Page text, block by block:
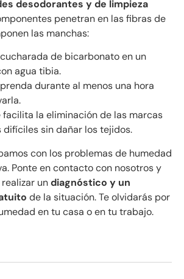
desodorantes y de limpieza
penetran en las fibras de
las manchas:
de bicarbonato en un
agua tibia.
durante al menos una hora
facilita la eliminación de las marcas
difíciles sin dañar los tejidos.
con los problemas de humedad
Ponte en contacto con nosotros y
undiagnóstico y un
de la situación. Te olvidarás por
en tu casa o en tu trabajo.